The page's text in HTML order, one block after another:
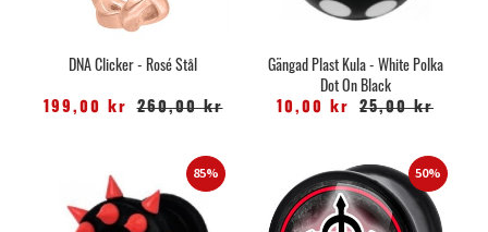
DNA Clicker - Rosé Stål
199,00 kr 260,00 kr
Gängad Plast Kula - White Polka
Dot On Black
10,00 kr 25,00 kr
85% 50%